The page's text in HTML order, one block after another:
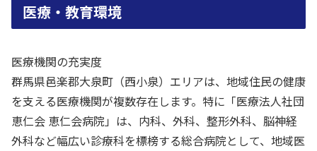
医療・教育環境
医療機関の充実度
群馬県邑楽郡大泉町（西小泉）エリアは、地域住民の健康
を支える医療機関が複数存在します。特に「医療法人社団
恵仁会 恵仁会病院」は、内科、外科、整形外科、脳神経
外科など幅広い診療科を標榜する総合病院として、地域医